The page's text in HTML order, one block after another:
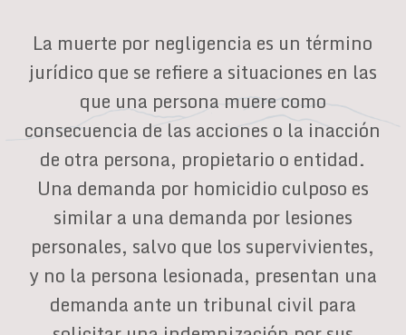
La muerte por negligencia es un término
jurídico que se refiere a situaciones en las
que una persona muere como
consecuencia de las acciones o la inacción
de otra persona, propietario o entidad.
Una demanda por homicidio culposo es
similar a una demanda por lesiones
personales, salvo que los supervivientes,
y no la persona lesionada, presentan una
demanda ante un tribunal civil para